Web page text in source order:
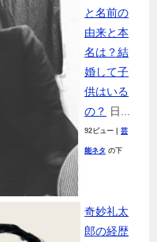
と名前の
由来と本
名は？結
婚して子
供はいる
の？ 日...
92ビュー 芸
能ネタ の下
奇妙礼太
郎の経歴